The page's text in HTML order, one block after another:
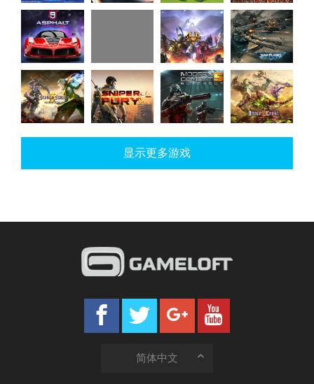
Disney
Magic
Kingdoms
Dragon
Mania
Legends
March of
Empires
Asphalt 9:
Legends
My Little
Pony
Dungeon
Hunter 5
War
Planet
Online:
Global
Conquest
Redemption
Sniper
Fury
Modern
Combat 5
Order &
显示更多游戏
简体中文